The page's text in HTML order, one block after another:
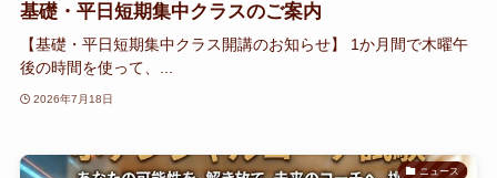
基礎・平日短期集中クラスのご案内
【基礎・平日短期集中クラス開講のお知らせ】 1か月間で木曜午
後の時間を使って、...
2026年7月18日
ニュース